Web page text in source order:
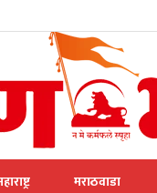
मराठवाडा